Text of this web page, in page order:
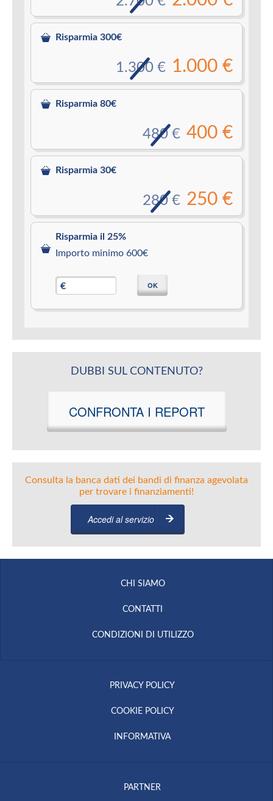
Risparmia 300€
1.000 €
1.300 €
Risparmia 80€
400 €
480 €
Risparmia 30€
250 €
280 €
Risparmia il 25%
Importo minimo 600€
€ OK
DUBBI SUL CONTENUTO?
CONFRONTA I REPORT
Consulta la banca dati dei bandi di finanza agevolata
per trovare i finanziamenti!
Accedi al servizio
CHI SIAMO
CONTATTI
CONDIZIONI DI UTILIZZO
PRIVACY POLICY
COOKIE POLICY
INFORMATIVA
PARTNER